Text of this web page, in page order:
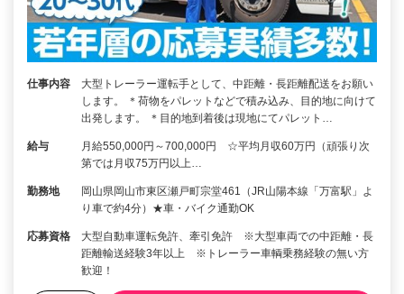
仕事内容
大型トレーラー運転手として、中距離・長距離配送をお願い
します。 ＊荷物をパレットなどで積み込み、目的地に向けて
出発します。 ＊目的地到着後は現地にてパレット…
給与
月給550,000円～700,000円 ☆平均月収60万円（頑張り次
第では月収75万円以上…
勤務地
岡山県岡山市東区瀬戸町宗堂461（JR山陽本線「万富駅」よ
り車で約4分）★車・バイク通勤OK
応募資格
大型自動車運転免許、牽引免許 ※大型車両での中距離・長
距離輸送経験3年以上 ※トレーラー車輌乗務経験の無い方
歓迎！